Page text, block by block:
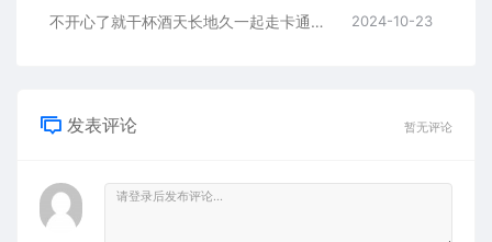
不开心了就干杯酒天长地久一起走卡通人物闺蜜姐妹 2024-10-23
发表评论 暂无评论